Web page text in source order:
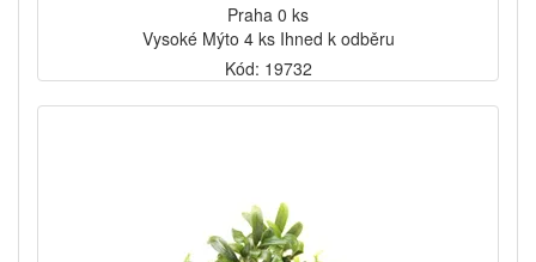
Praha 0 ks
Vysoké Mýto 4 ks Ihned k odběru
Kód: 19732